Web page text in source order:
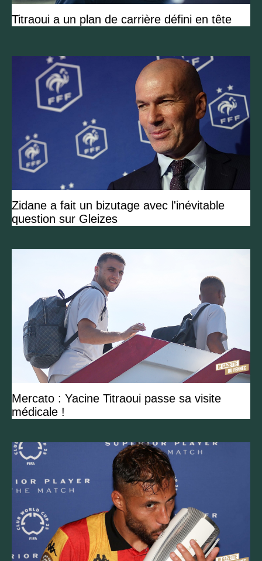
Titraoui a un plan de carrière défini en tête
Zidane a fait un bizutage avec l'inévitable
question sur Gleizes
Mercato : Yacine Titraoui passe sa visite
médicale !